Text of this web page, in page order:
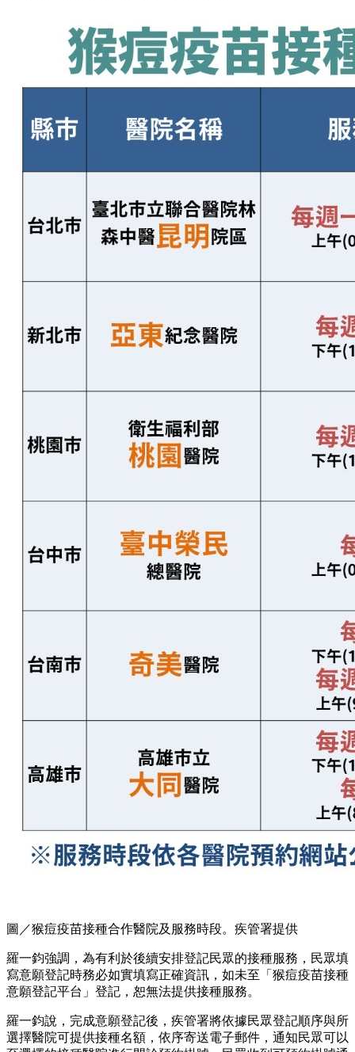
圖／猴痘疫苗接種合作醫院及服務時段。疾管署提供
羅一鈞強調，為有利於後續安排登記民眾的接種服務，民眾填
寫意願登記時務必如實填寫正確資訊，如未至「猴痘疫苗接種
意願登記平台」登記，恕無法提供接種服務。
羅一鈞說，完成意願登記後，疾管署將依據民眾登記順序與所
選擇醫院可提供接種名額，依序寄送電子郵件，通知民眾可以